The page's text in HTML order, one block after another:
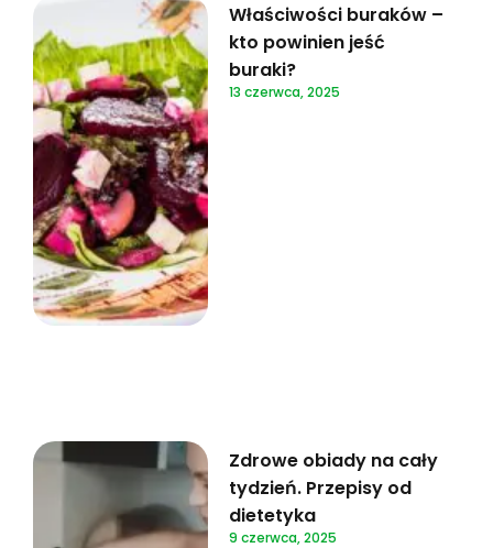
Właściwości buraków –
kto powinien jeść
buraki?
13 czerwca, 2025
Zdrowe obiady na cały
tydzień. Przepisy od
dietetyka
9 czerwca, 2025